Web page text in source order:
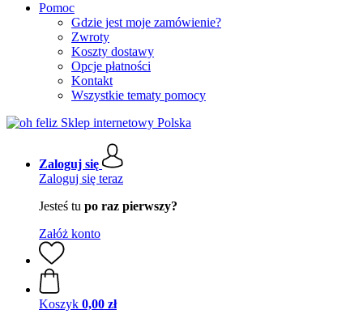
Pomoc
Gdzie jest moje zamówienie?
Zwroty
Koszty dostawy
Opcje płatności
Kontakt
Wszystkie tematy pomocy
Zaloguj się
Zaloguj się teraz
Jesteś tu po raz pierwszy?
Załóż konto
Koszyk 0,00 zł